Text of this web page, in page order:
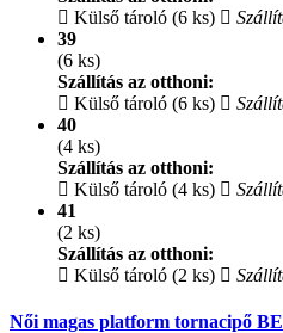
Külső tároló (6 ks)
39
(6 ks)
Szállítás az otthoni:
Külső tároló (6 ks)
40
(4 ks)
Szállítás az otthoni:
Külső tároló (4 ks)
41
(2 ks)
Szállítás az otthoni:
Külső tároló (2 ks)
Női magas platform tornacipő